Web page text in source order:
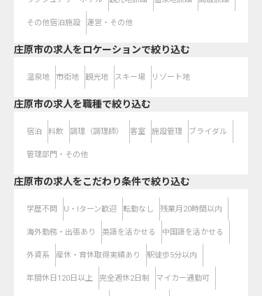
その他宿泊施設 運営・その他
庄原市の求人をロケーションで絞り込む
温泉地 市街地 観光地 スキー場 リゾート地
庄原市の求人を職種で絞り込む
宿泊 料飲 調理（調理師） 客室 施設管理 ブライダル
管理部門・その他
庄原市の求人をこだわり条件で絞り込む
学歴不問 U・Iターン歓迎 転勤なし 残業月20時間以内
海外勤務・出張あり 英語を活かせる 中国語を活かせる
外資系 産休・育休取得実績あり 駅徒歩5分以内
年間休日120日以上 完全週休2日制 マイカー通勤可